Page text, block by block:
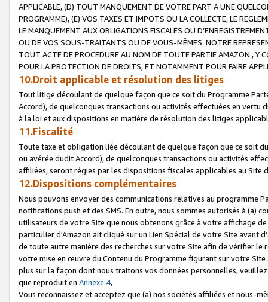
APPLICABLE, (D) TOUT MANQUEMENT DE VOTRE PART A UNE
PROGRAMME), (E) VOS TAXES ET IMPOTS OU LA COLLECTE, LE
LE MANQUEMENT AUX OBLIGATIONS FISCALES OU
OU DE VOS SOUS-TRAITANTS OU DE VOUS-MÊMES. NOTRE
TOUT ACTE DE PROCEDURE AU NOM DE TOUTE PARTIE AMAZON , Y
POUR LA PROTECTION DE DROITS, ET NOTAMMENT POUR FAIRE
10.Droit applicable et résolution des litiges
Tout litige découlant de quelque façon que ce soit du Programme
Accord), de quelconques transactions ou activités effectuées en vertu
à la loi et aux dispositions en matière de résolution des litiges
11.Fiscalité
Toute taxe et obligation liée découlant de quelque façon que ce soit
ou avérée dudit Accord), de quelconques transactions ou activités
affiliées, seront régies par les dispositions fiscales applicables au Site
12.Dispositions complémentaires
Nous pouvons envoyer des communications relatives au programme
notifications push et des SMS. En outre, nous sommes autorisés à
utilisateurs de votre Site que nous obtenons grâce à votre affichage
particulier d'Amazon ait cliqué sur un Lien Spécial de votre Site avant
de toute autre manière des recherches sur votre Site afin de vérifier
votre mise en œuvre du Contenu du Programme figurant sur votre
plus sur la façon dont nous traitons vos données personnelles,
que reproduit en Annexe 4,
Vous reconnaissez et acceptez que (a) nos sociétés affiliées et nous-